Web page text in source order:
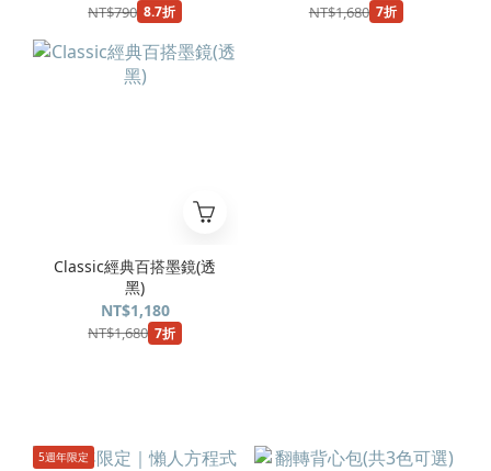
NT$790 8.7折 NT$1,680 7折
Classic經典百搭墨鏡(透
黑)
NT$1,180
NT$1,680 7折
5週年限定